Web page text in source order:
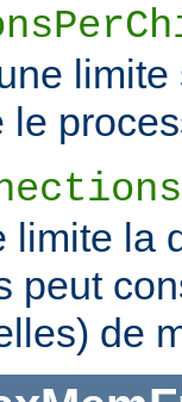
limite la
peut
de